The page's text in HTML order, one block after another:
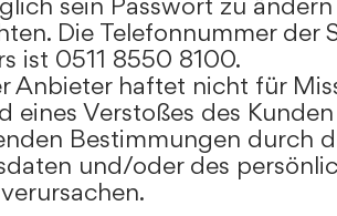
Die Telefonnummer der
ist 0511 8550 8100.
haftet nicht für
eines Verstoßes des
Bestimmungen durch
und/oder des